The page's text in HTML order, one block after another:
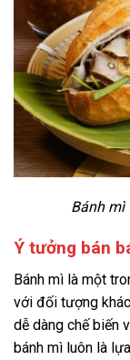
Bánh mì
Ý tưởng bán
Bánh mì là một
với đối tượng
dễ dàng chế biến
bánh mì luôn là